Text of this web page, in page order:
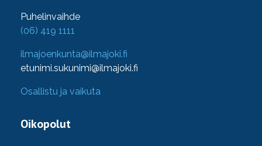
Puhelinvaihde
(06) 419 1111
ilmajoenkunta@ilmajoki.fi
etunimi.sukunimi@ilmajoki.fi
Osallistu ja vaikuta
Oikopolut